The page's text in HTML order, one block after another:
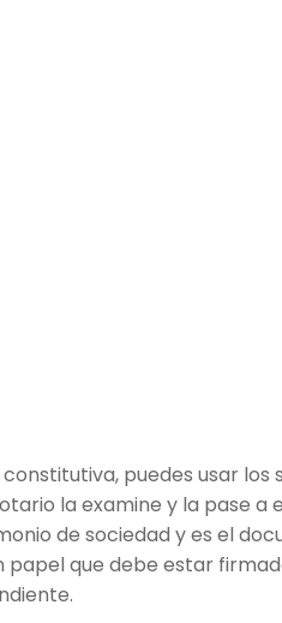
puedes usar los
la examine y la pase a
de sociedad y es el
papel que debe estar